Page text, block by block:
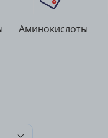
Аминокислоты